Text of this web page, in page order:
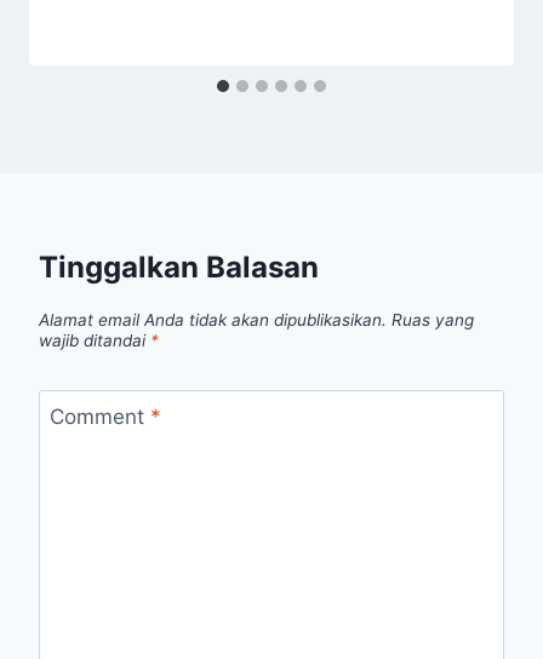
Tinggalkan Balasan
Alamat email Anda tidak akan dipublikasikan. Ruas yang
wajib ditandai *
Comment *